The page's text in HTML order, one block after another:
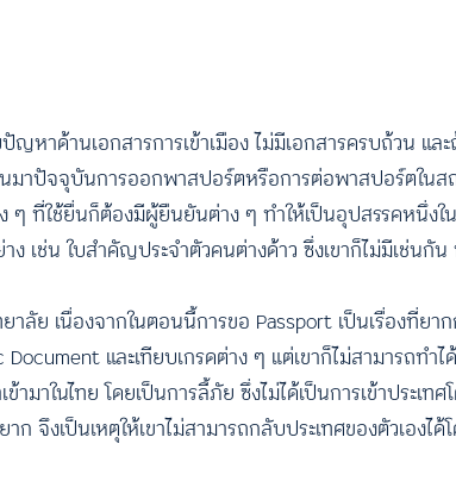
ญหาด้านเอกสารการเข้าเมือง ไม่มีเอกสารครบถ้วน แล
นมาปัจจุบันการออกพาสปอร์ตหรือการต่อพาสปอร์ตในส
ๆ ที่ใช้ยื่นก็ต้องมีผู้ยืนยันต่าง ๆ ทำให้เป็นอุปสรรคหนึ่ง
เช่น ใบสำคัญประจำตัวคนต่างด้าว ซึ่งเขาก็ไม่มีเช่นกั
ลัย เนื่องจากในตอนนี้การขอ Passport เป็นเรื่องที่ยา
และเทียบเกรดต่าง ๆ แต่เขาก็ไม่สามารถทำไ
มาในไทย โดยเป็นการลี้ภัย ซึ่งไม่ได้เป็นการเข้าประเท
จึงเป็นเหตุให้เขาไม่สามารถกลับประเทศของตัวเองไ